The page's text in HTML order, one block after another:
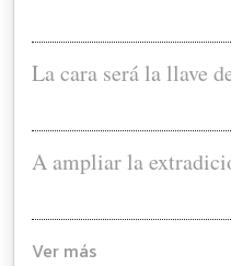
La cara será la llave
A ampliar la
Ver más